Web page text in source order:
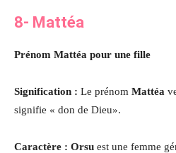
8- Mattéa
Prénom Mattéa pour une fille
Signification : Le prénom Mattéa
signifie « don de Dieu».
Caractère : Orsu est une femme